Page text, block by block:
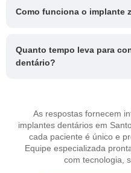
Como funciona o implante
Quanto tempo leva para
dentário?
As respostas fornecem
implantes dentários em
cada paciente é único e
Equipe especializada
com tecnologia,